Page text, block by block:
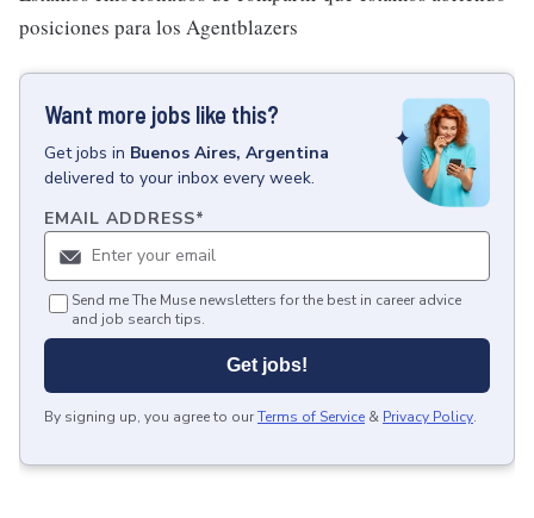
posiciones para los Agentblazers
Want more jobs like this?
Getjobs in Buenos Aires, Argentina
delivered to your inbox every week.
EMAIL ADDRESS*
Send me The Muse newsletters for the best in career advice
and job search tips.
Get jobs!
By signing up, you agree to ourTerms of Service & Privacy Policy.